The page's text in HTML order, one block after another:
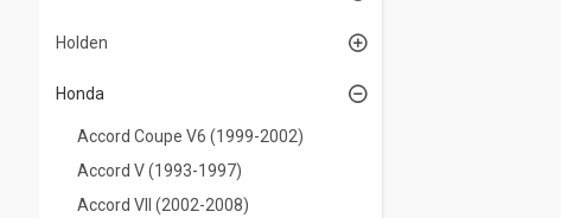
Holden
Honda
Accord Coupe V6 (1999-2002)
Accord V (1993-1997)
Accord VII (2002-2008)